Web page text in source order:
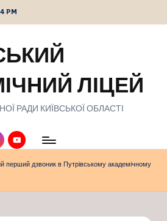
PM
ЛІЦЕЙ
РАДИ КИЇВСЬКОЇ ОБЛАСТІ
youtube.com
перший дзвоник в Путрівському академічному